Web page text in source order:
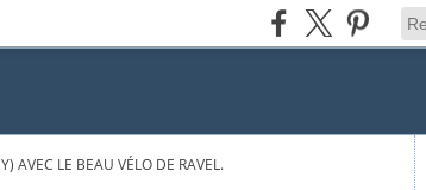
AVEC LE BEAU VÉLO DE RAVEL.